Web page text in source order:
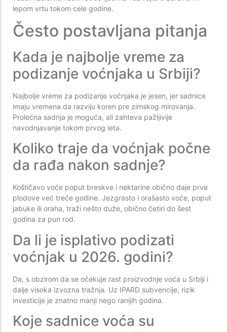
lepom vrtu tokom cele godine.
Često postavljana pitanja
Kada je najbolje vreme za
podizanje voćnjaka u Srbiji?
Najbolje vreme za podizanje voćnjaka je jesen, jer sadnice
imaju vremena da razviju koren pre zimskog mirovanja.
Prolećna sadnja je moguća, ali zahteva pažljivije
navodnjavanje tokom prvog leta.
Koliko traje da voćnjak počne
da rađa nakon sadnje?
Koštičavo voće poput breskve i nektarine obično daje prve
plodove već treće godine. Jezgrasto i orašasto voće, poput
jabuke ili oraha, traži nešto duže, obično četiri do šest
godina za pun rod.
Da li je isplativo podizati
voćnjak u 2026. godini?
Da, s obzirom da se očekuje rast proizvodnje voća u Srbiji i
dalje visoka izvozna tražnja. Uz IPARD subvencije, rizik
investicije je znatno manji nego ranijih godina.
Koje sadnice voća su